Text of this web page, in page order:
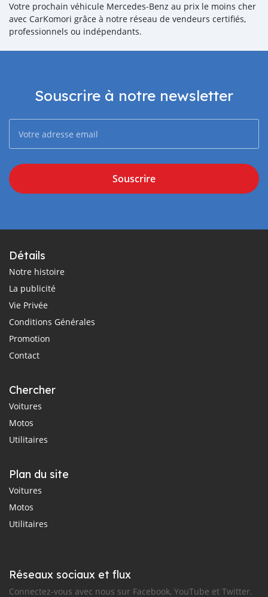
Votre prochain véhicule Mercedes‒Benz au prix le moins cher
avec CarKomori grâce à notre réseau de vendeurs certifiés,
professionnels ou indépendants.
Souscrire à notre newsletter
Souscrire
Détails
Notre histoire
La publicité
Vie Privée
Conditions Générales
Promotion
Contact
Chercher
Voitures
Motos
Utilitaires
Plan du site
Voitures
Motos
Utilitaires
Réseaux sociaux et flux
Connectez-vous avec nous sur Facebook, YouTube et Twitter.